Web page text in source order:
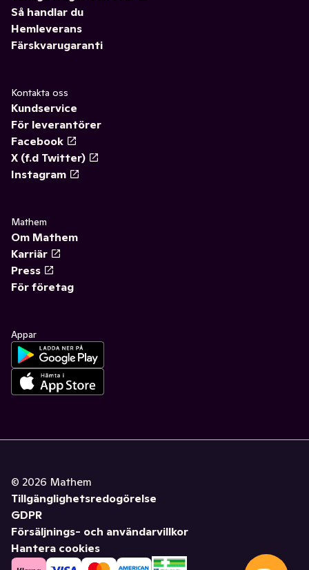
✓ Broccoli (3)
✓ Ärtor & bönor (7)
✓ Zucchini (2)
Så handlar du
Hemleverans
Färskvarugaranti
Kontakta oss
Kundservice
För leverantörer
Facebook
X (f.d Twitter)
Instagram
Mathem
Om Mathem
Karriär
Press
För företag
Appar
© 2026 Mathem
Tillgänglighetsredogörelse
GDPR
Försäljnings- och användarvillkor
Hantera cookies